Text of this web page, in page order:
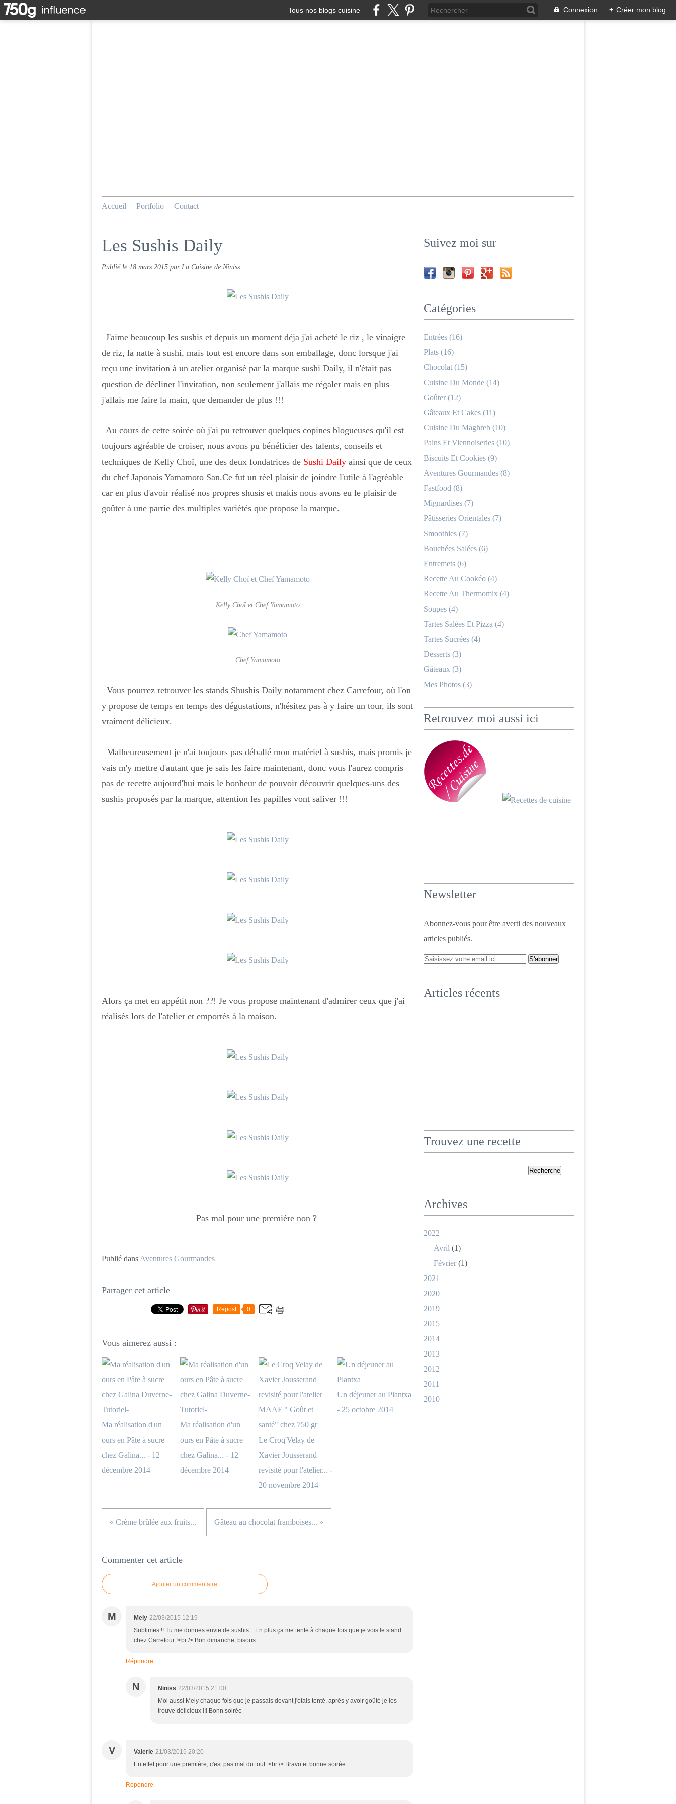
Tous nos blogs cuisine Connexion + Créer mon blog
Accueil Portfolio Contact
Les Sushis Daily
Publié le 18 mars 2015 par La Cuisine de Niniss
J'aime beaucoup les sushis et depuis un moment déja j'ai acheté le riz , le vinaigre
de riz, la natte à sushi, mais tout est encore dans son emballage, donc lorsque j'ai
reçu une invitation à un atelier organisé par la marque sushi Daily, il n'était pas
question de décliner l'invitation, non seulement j'allais me régaler mais en plus
j'allais me faire la main, que demander de plus !!!
Au cours de cette soirée où j'ai pu retrouver quelques copines blogueuses qu'il est
toujours agréable de croiser, nous avons pu bénéficier des talents, conseils et
techniques de Kelly Choï, une des deux fondatrices de Sushi Daily ainsi que de ceux
du chef Japonais Yamamoto San.Ce fut un réel plaisir de joindre l'utile à l'agréable
car en plus d'avoir réalisé nos propres shusis et makis nous avons eu le plaisir de
goûter à une partie des multiples variétés que propose la marque.
Kelly Choï et Chef Yamamoto
Chef Yamamoto
Vous pourrez retrouver les stands Shushis Daily notamment chez Carrefour, où l'on
y propose de temps en temps des dégustations, n'hésitez pas à y faire un tour, ils sont
vraiment délicieux.
Malheureusement je n'ai toujours pas déballé mon matériel à sushis, mais promis je
vais m'y mettre d'autant que je sais les faire maintenant, donc vous l'aurez compris
pas de recette aujourd'hui mais le bonheur de pouvoir découvrir quelques-uns des
sushis proposés par la marque, attention les papilles vont saliver !!!
Alors ça met en appétit non ??! Je vous propose maintenant d'admirer ceux que j'ai
réalisés lors de l'atelier et emportés à la maison.
Pas mal pour une première non ?
Publié dans Aventures Gourmandes
Partager cet article
Repost 0
Vous aimerez aussi :
Ma réalisation d'un
ours en Pâte à sucre
chez Galina... - 12
décembre 2014
Ma réalisation d'un
ours en Pâte à sucre
chez Galina... - 12
décembre 2014
Le Croq'Velay de
Xavier Jousserand
revisité pour l'atelier... -
20 novembre 2014
Un déjeuner au Plantxa
- 25 octobre 2014
« Crème brûlée aux fruits... Gâteau au chocolat framboises... »
Commenter cet article
Ajouter un commentaire
M Mely 22/03/2015 12:19
Sublimes !! Tu me donnes envie de sushis... En plus ça me tente à chaque fois que je vois le stand
chez Carrefour !<br /> Bon dimanche, bisous.
Répondre
N Niniss 22/03/2015 21:00
Moi aussi Mely chaque fois que je passais devant j'étais tenté, après y avoir goûté je les
trouve délicieux !!! Bonn soirée
V Valerie 21/03/2015 20:20
En effet pour une première, c'est pas mal du tout. <br /> Bravo et bonne soirée.
Répondre
Suivez moi sur
Catégories
Entrées (16)
Plats (16)
Chocolat (15)
Cuisine Du Monde (14)
Goûter (12)
Gâteaux Et Cakes (11)
Cuisine Du Maghreb (10)
Pains Et Viennoiseries (10)
Biscuits Et Cookies (9)
Aventures Gourmandes (8)
Fastfood (8)
Mignardises (7)
Pâtisseries Orientales (7)
Smoothies (7)
Bouchées Salées (6)
Entremets (6)
Recette Au Cookéo (4)
Recette Au Thermomix (4)
Soupes (4)
Tartes Salées Et Pizza (4)
Tartes Sucrées (4)
Desserts (3)
Gâteaux (3)
Mes Photos (3)
Retrouvez moi aussi ici
Newsletter
Abonnez-vous pour être averti des nouveaux
articles publiés.
Articles récents
Trouvez une recette
Archives
2022
Avril (1)
Février (1)
2021
2020
2019
2015
2014
2013
2012
2011
2010